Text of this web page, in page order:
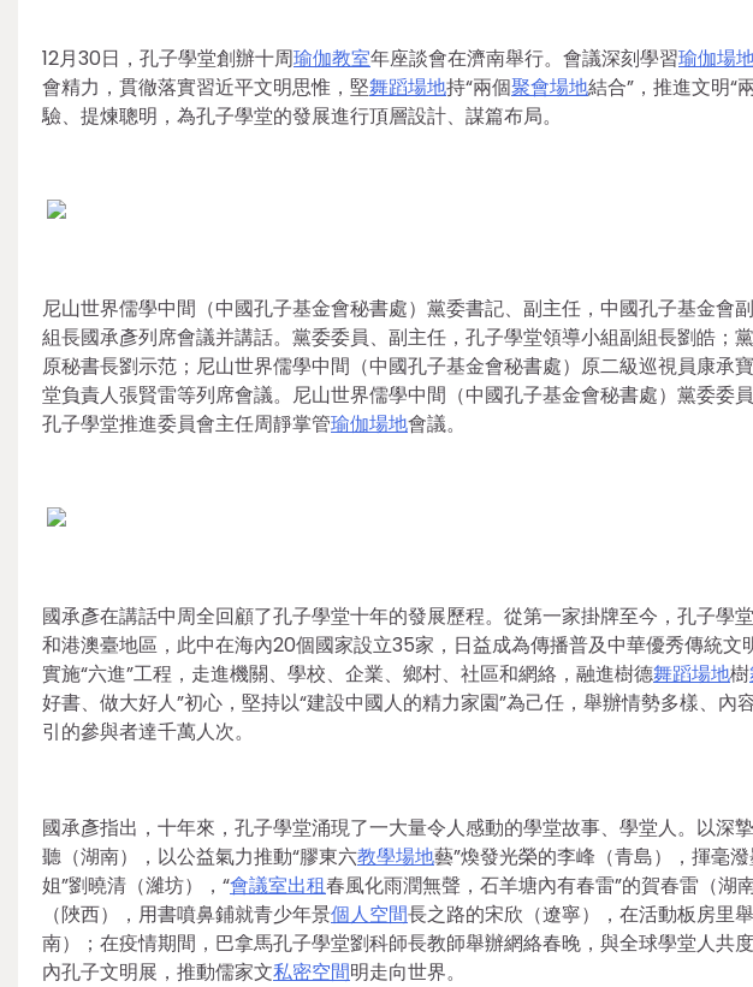
12月30日，孔子學堂創辦十周瑜伽教室年座談會在濟南舉行。會議深刻學習瑜伽場
會精力，貫徹落實習近平文明思惟，堅舞蹈場地持“兩個聚會場地結合”，推進文明“
驗、提煉聰明，為孔子學堂的發展進行頂層設計、謀篇布局。
尼山世界儒學中間（中國孔子基金會秘書處）黨委書記、副主任，中國孔子基金會
組長國承彥列席會議并講話。黨委委員、副主任，孔子學堂領導小組副組長劉皓；
原秘書長劉示范；尼山世界儒學中間（中國孔子基金會秘書處）原二級巡視員康承
堂負責人張賢雷等列席會議。尼山世界儒學中間（中國孔子基金會秘書處）黨委委
孔子學堂推進委員會主任周靜掌管瑜伽場地會議。
國承彥在講話中周全回顧了孔子學堂十年的發展歷程。從第一家掛牌至今，孔子學
和港澳臺地區，此中在海內20個國家設立35家，日益成為傳播普及中華優秀傳統
實施“六進”工程，走進機關、學校、企業、鄉村、社區和網絡，融進樹德舞蹈場地樹
好書、做大好人”初心，堅持以“建設中國人的精力家園”為己任，舉辦情勢多樣、內
引的參與者達千萬人次。
國承彥指出，十年來，孔子學堂涌現了一大量令人感動的學堂故事、學堂人。以深
聽（湖南），以公益氣力推動“膠東六教學場地藝”煥發光榮的李峰（青島），揮毫
姐”劉曉清（濰坊），“會議室出租春風化雨潤無聲，石羊塘內有春雷”的賀春雷（湖
（陜西），用書噴鼻鋪就青少年景個人空間長之路的宋欣（遼寧），在活動板房里
南）；在疫情期間，巴拿馬孔子學堂劉科師長教師舉辦網絡春晚，與全球學堂人共
內孔子文明展，推動儒家文私密空間明走向世界。